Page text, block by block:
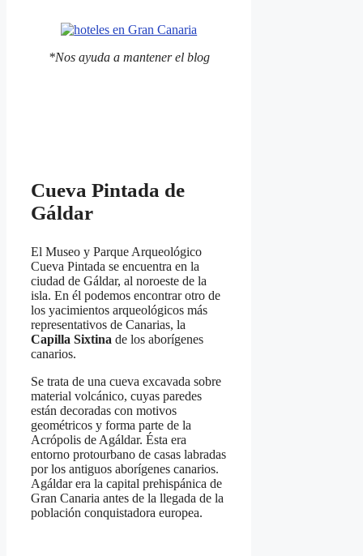
*Nos ayuda a mantener el blog
Cueva Pintada de
Gáldar
El Museo y Parque Arqueológico
Cueva Pintada se encuentra en la
ciudad de Gáldar, al noroeste de la
isla. En él podemos encontrar otro de
los yacimientos arqueológicos más
representativos de Canarias, la
Capilla Sixtina de los aborígenes
canarios.
Se trata de una cueva excavada sobre
material volcánico, cuyas paredes
están decoradas con motivos
geométricos y forma parte de la
Acrópolis de Agáldar. Ésta era
entorno protourbano de casas labradas
por los antiguos aborígenes canarios.
Agáldar era la capital prehispánica de
Gran Canaria antes de la llegada de la
población conquistadora europea.